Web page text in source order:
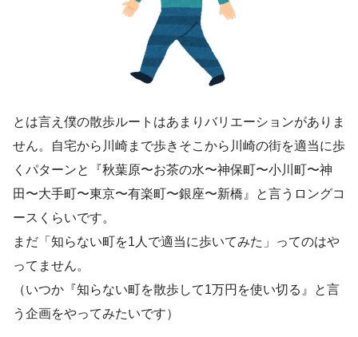
とは言え僕の散歩ルートはあまりバリエーションがありま
せん。自宅から川崎まで歩きそこから川崎の街を適当に歩
くパターンと『秋葉原〜お茶の水〜神保町〜小川町〜神
田〜大手町〜東京〜有楽町〜銀座〜新橋』と言うロングコ
ースくらいです。
まだ「知らない町を1人で適当に歩いてみた」ってのはや
ってません。
（いつか『知らない町を散歩して1万円を使い切る』と言
う企画をやってみたいです）